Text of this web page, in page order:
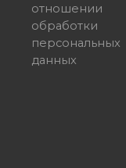
отношении
обработки
персональных
данных